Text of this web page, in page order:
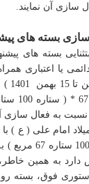
سازی آن نمایند.
بسته های
بسته های
یا اعتباری همراه
به فعال سازی
امام علی ( ع )
100 * 67 * (
دارد به همین
فوق، بسته روز